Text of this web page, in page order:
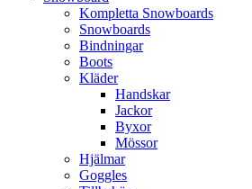
Kompletta Snowboards
Snowboards
Bindningar
Boots
Kläder
Handskar
Jackor
Byxor
Mössor
Hjälmar
Goggles